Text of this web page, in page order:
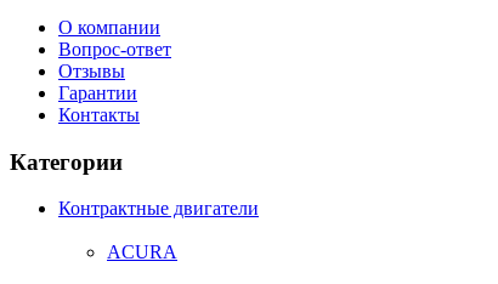
О компании
Вопрос-ответ
Отзывы
Гарантии
Контакты
Категории
Контрактные двигатели
ACURA